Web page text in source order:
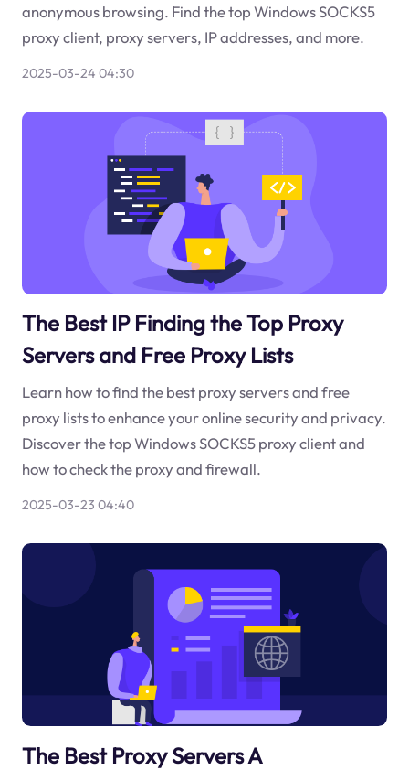
anonymous browsing. Find the top Windows SOCKS5
proxy client, proxy servers, IP addresses, and more.
2025-03-24 04:30
The Best IP Finding the Top Proxy
Servers and Free Proxy Lists
Learn how to find the best proxy servers and free
proxy lists to enhance your online security and privacy.
Discover the top Windows SOCKS5 proxy client and
how to check the proxy and firewall.
2025-03-23 04:40
The Best Proxy Servers A